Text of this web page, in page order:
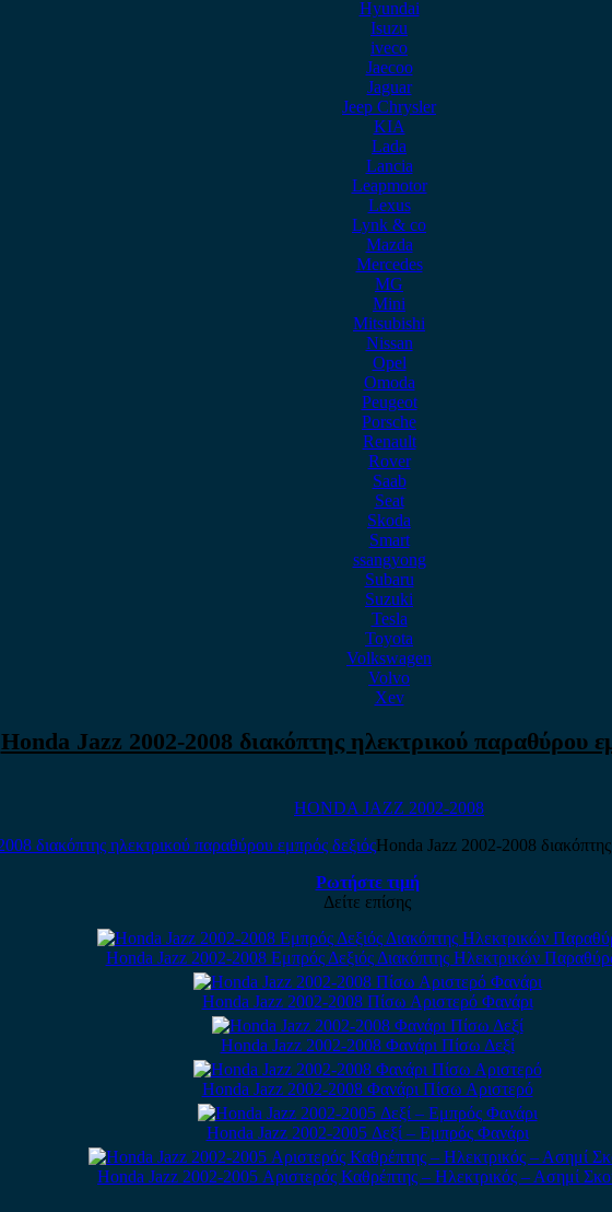
Hyundai
Isuzu
iveco
Jaecoo
Jaguar
Jeep Chrysler
KIA
Lada
Lancia
Leapmotor
Lexus
Lynk & co
Mazda
Mercedes
MG
Mini
Mitsubishi
Nissan
Opel
Omoda
Peugeot
Porsche
Renault
Rover
Saab
Seat
Skoda
Smart
ssangyong
Subaru
Suzuki
Tesla
Toyota
Volkswagen
Volvo
Xev
Honda Jazz 2002-2008 διακόπτης ηλεκτρικού παραθύρου
HONDA JAZZ 2002-2008
Honda Jazz 2002-2008
Ρωτήστε τιμή
Δείτε επίσης
Honda Jazz 2002-2008 Εμπρός Δεξιός Διακόπτης Ηλεκτρικών
Honda Jazz 2002-2008 Πίσω Αριστερό Φανάρι
Honda Jazz 2002-2008 Φανάρι Πίσω Δεξί
Honda Jazz 2002-2008 Φανάρι Πίσω Αριστερό
Honda Jazz 2002-2005 Δεξί – Εμπρός Φανάρι
Honda Jazz 2002-2005 Αριστερός Καθρέπτης – Ηλεκτρικός – Ασημί